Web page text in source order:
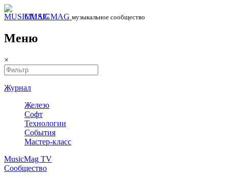
MUSICMAG музыкальное сообщество
Меню
×
Журнал
Железо
Софт
Технологии
События
Мастер-класс
MusicMag TV
Сообщество